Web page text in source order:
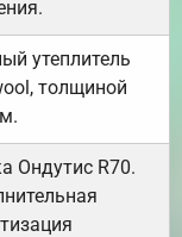
утеплитель
толщиной
Ондутис R70.